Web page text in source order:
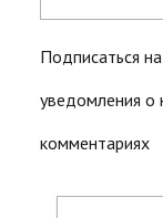
Подписаться на
уведомления о
комментариях